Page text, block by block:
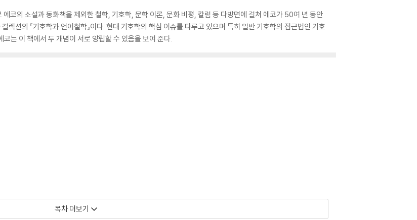
코의 소설과 동화책을 제외한 철학, 기호학, 문학 이론, 문화 비평, 칼럼 등 다방면에 걸쳐 에코가 50여 년 동안
션의 『기호학과 언어철학』이다. 현대 기호학의 핵심 이슈를 다루고 있으며 특히 일반 기호학의 접근법인 기호
는 이 책에서 두 개념이 서로 양립할 수 있음을 보여 준다.
목차 더보기